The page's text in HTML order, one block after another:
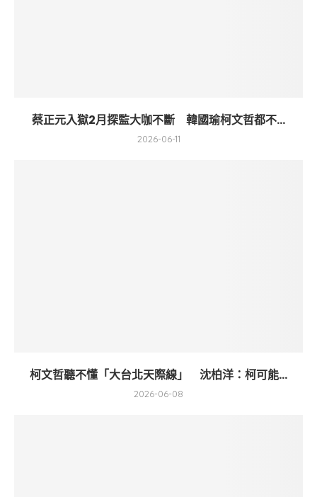
蔡正元入獄2月探監大咖不斷 韓國瑜柯文哲都不...
2026-06-11
柯文哲聽不懂「大台北天際線」 沈柏洋：柯可能...
2026-06-08